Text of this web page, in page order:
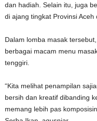
dan hadiah. Selain itu, juga
di ajang tingkat Provinsi Aceh
Dalam lomba masak
berbagai macam menu
tenggiri.
“Kita melihat penampilan
bersih dan kreatif dibanding
memang lebih pas